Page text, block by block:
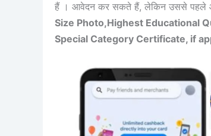
हैं । आवेदन कर सकते हैं, लेकिन उससे पहले
Size Photo,Highest Educational
Special Category Certificate, if